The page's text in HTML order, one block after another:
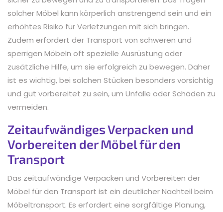
solcher Möbel kann körperlich anstrengend sein und ein
erhöhtes Risiko für Verletzungen mit sich bringen.
Zudem erfordert der Transport von schweren und
sperrigen Möbeln oft spezielle Ausrüstung oder
zusätzliche Hilfe, um sie erfolgreich zu bewegen. Daher
ist es wichtig, bei solchen Stücken besonders vorsichtig
und gut vorbereitet zu sein, um Unfälle oder Schäden zu
vermeiden.
Zeitaufwändiges Verpacken und
Vorbereiten der Möbel für den
Transport
Das zeitaufwändige Verpacken und Vorbereiten der
Möbel für den Transport ist ein deutlicher Nachteil beim
Möbeltransport. Es erfordert eine sorgfältige Planung,